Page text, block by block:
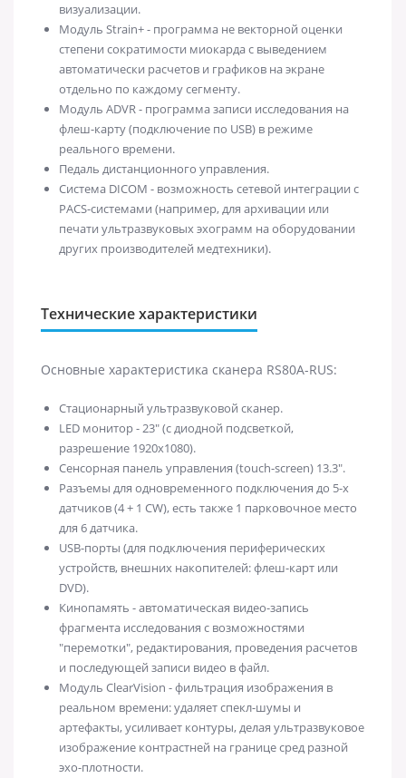
визуализации.
Модуль Strain+ - программа не векторной оценки
степени сократимости миокарда с выведением
автоматически расчетов и графиков на экране
отдельно по каждому сегменту.
Модуль ADVR - программа записи исследования на
флеш-карту (подключение по USB) в режиме
реального времени.
Педаль дистанционного управления.
Система DICOM - возможность сетевой интеграции с
PACS-системами (например, для архивации или
печати ультразвуковых эхограмм на оборудовании
других производителей медтехники).
Технические характеристики
Основные характеристика сканера RS80A-RUS:
Стационарный ультразвуковой сканер.
LED монитор - 23" (с диодной подсветкой,
разрешение 1920x1080).
Сенсорная панель управления (touch-screen) 13.3".
Разъемы для одновременного подключения до 5-х
датчиков (4 + 1 CW), есть также 1 парковочное место
для 6 датчика.
USB-порты (для подключения периферических
устройств, внешних накопителей: флеш-карт или
DVD).
Кинопамять - автоматическая видео-запись
фрагмента исследования с возможностями
"перемотки", редактирования, проведения расчетов
и последующей записи видео в файл.
Модуль ClearVision - фильтрация изображения в
реальном времени: удаляет спекл-шумы и
артефакты, усиливает контуры, делая ультразвуковое
изображение контрастней на границе сред разной
эхо-плотности.